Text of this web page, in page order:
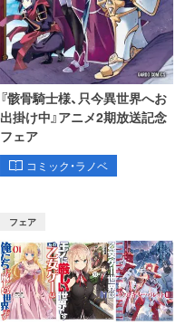
『骸骨騎士様、只今異世界へお
出掛け中』アニメ2期放送記念
フェア
コミック・ラノベ
フェア